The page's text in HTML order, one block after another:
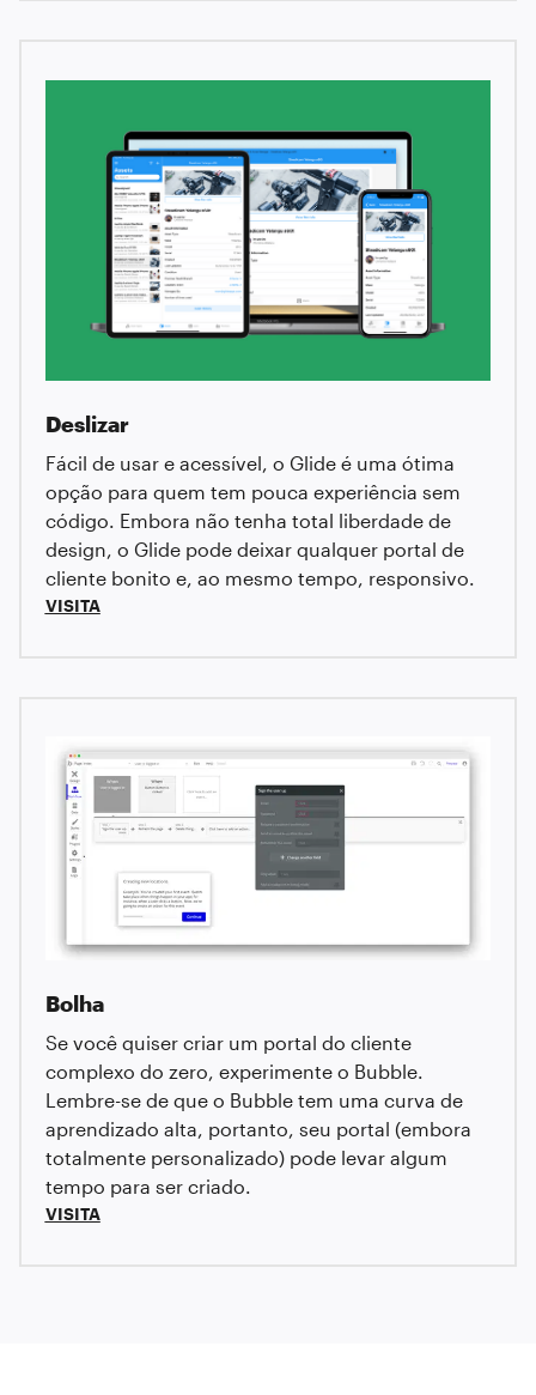
Deslizar
Fácil de usar e acessível, o Glide é uma ótima
opção para quem tem pouca experiência sem
código. Embora não tenha total liberdade de
design, o Glide pode deixar qualquer portal de
cliente bonito e, ao mesmo tempo, responsivo.
VISITA
Bolha
Se você quiser criar um portal do cliente
complexo do zero, experimente o Bubble.
Lembre-se de que o Bubble tem uma curva de
aprendizado alta, portanto, seu portal (embora
totalmente personalizado) pode levar algum
tempo para ser criado.
VISITA